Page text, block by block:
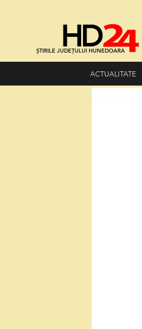
ȘTIRILE JUDEȚULUI HUNEDOARA
ACTUALITATE